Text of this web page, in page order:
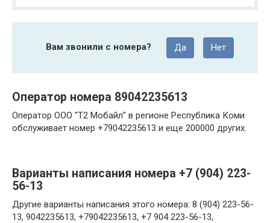
Вам звонили с номера? Да Нет
Оператор номера 89042235613
Оператор ООО "Т2 Мобайл" в регионе Республика Коми
обслуживает номер +79042235613 и еще 200000 других.
Варианты написания номера +7 (904) 223-
56-13
Другие варианты написания этого номера: 8 (904) 223-56-
13, 9042235613, +79042235613, +7 904 223-56-13,